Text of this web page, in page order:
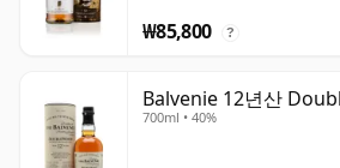
₩85,800 ?
Balvenie 12년산
700ml • 40%